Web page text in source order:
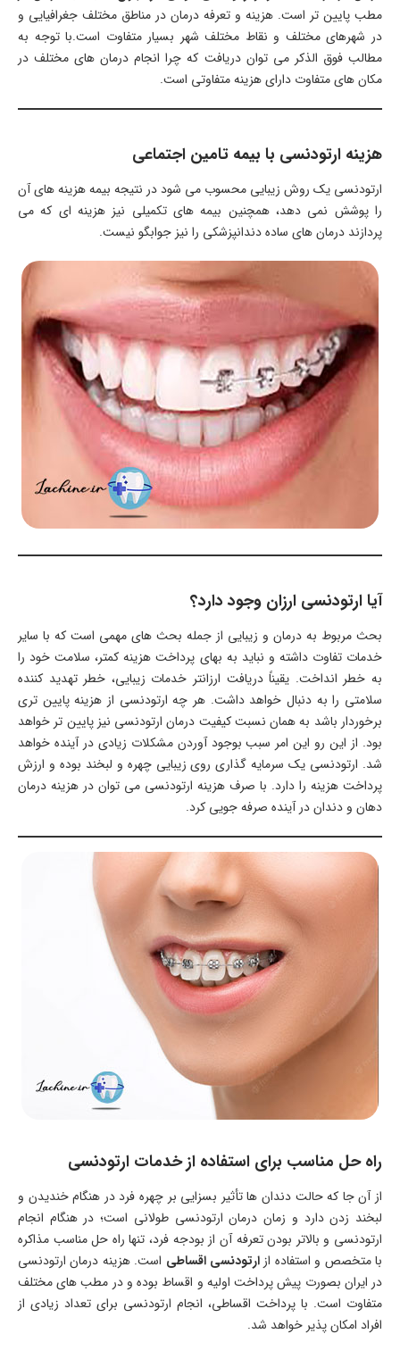
مطب پایین تر است. هزینه و تعرفه درمان در مناطق مختلف جغرافیایی و
در شهرهای مختلف و نقاط مختلف شهر بسیار متفاوت است.با توجه به
مطالب فوق الذکر می توان دریافت که چرا انجام درمان های مختلف در
مکان های متفاوت دارای هزینه متفاوتی است.
هزینه ارتودنسی با بیمه تامین اجتماعی
ارتودنسی یک روش زیبایی محسوب می شود در نتیجه بیمه هزینه های آن
را پوشش نمی دهد، همچنین بیمه های تکمیلی نیز هزینه ای که می
پردازند درمان های ساده دندانپزشکی را نیز جوابگو نیست.
آیا ارتودنسی ارزان وجود دارد؟
بحث مربوط به درمان و زیبایی از جمله بحث های مهمی است که با سایر
خدمات تفاوت داشته و نباید به بهای پرداخت هزینه کمتر، سلامت خود را
به خطر انداخت. یقیناً دریافت ارزانتر خدمات زیبایی، خطر تهدید کننده
سلامتی را به دنبال خواهد داشت. هر چه ارتودنسی از هزینه پایین تری
برخوردار باشد به همان نسبت کیفیت درمان ارتودنسی نیز پایین تر خواهد
بود. از این رو این امر سبب بوجود آوردن مشکلات زیادی در آینده خواهد
شد. ارتودنسی یک سرمایه گذاری روی زیبایی چهره و لبخند بوده و ارزش
پرداخت هزینه را دارد. با صرف هزینه ارتودنسی می توان در هزینه درمان
دهان و دندان در آینده صرفه جویی کرد.
راه حل مناسب برای استفاده از خدمات ارتودنسی
از آن جا که حالت دندان ها تأثیر بسزایی بر چهره فرد در هنگام خندیدن و
لبخند زدن دارد و زمان درمان ارتودنسی طولانی است؛ در هنگام انجام
ارتودنسی و بالاتر بودن تعرفه آن از بودجه فرد، تنها راه حل مناسب مذاکره
با متخصص و استفاده ازارتودنسی اقساطی است. هزینه درمان ارتودنسی
در ایران بصورت پیش پرداخت اولیه و اقساط بوده و در مطب های مختلف
متفاوت است. با پرداخت اقساطی، انجام ارتودنسی برای تعداد زیادی از
افراد امکان پذیر خواهد شد.